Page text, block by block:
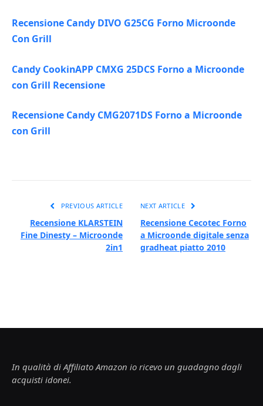
Recensione Candy DIVO G25CG Forno Microonde
Con Grill
Candy CookinAPP CMXG 25DCS Forno a Microonde
con Grill Recensione
Recensione Candy CMG2071DS Forno a Microonde
con Grill
PREVIOUS ARTICLE
Recensione KLARSTEIN
Fine Dinesty – Microonde
2in1
NEXT ARTICLE
Recensione Cecotec Forno
a Microonde digitale senza
gradheat piatto 2010
In qualità di Affiliato Amazon io ricevo un guadagno dagli
acquisti idonei.